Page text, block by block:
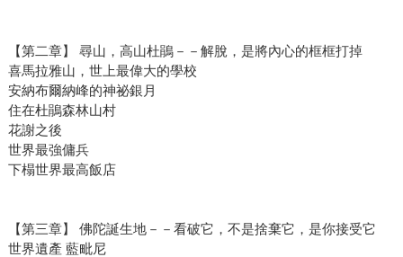
【第二章】 尋山，高山杜鵑－－解脫，是將內心的框框打掉
喜馬拉雅山，世上最偉大的學校
安納布爾納峰的神祕銀月
住在杜鵑森林山村
花謝之後
世界最強傭兵
下榻世界最高飯店
【第三章】 佛陀誕生地－－看破它，不是捨棄它，是你接受它
世界遺產 藍毗尼